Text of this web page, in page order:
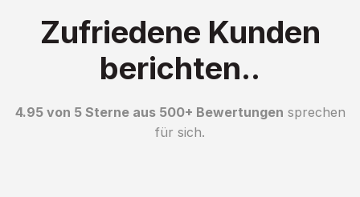
Zufriedene Kunden
berichten..
4.95 von 5 Sterne aus 500+ Bewertungen sprechen
für sich.